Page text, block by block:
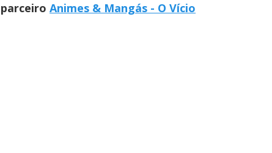
Animes & Mangás - O Vício